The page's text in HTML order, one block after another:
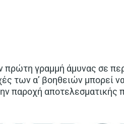
πρώτη γραμμή άμυνας σε
των α’ βοηθειών μπορεί
παροχή